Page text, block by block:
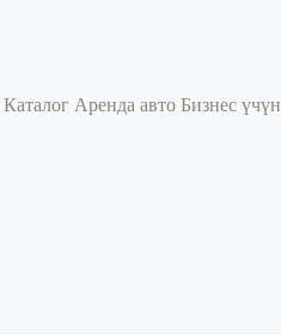
Каталог Аренда авто Бизнес үчүн